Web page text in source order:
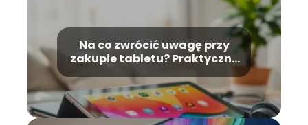
Na co zwrócić uwagę przy
zakupie tabletu? Praktyczny